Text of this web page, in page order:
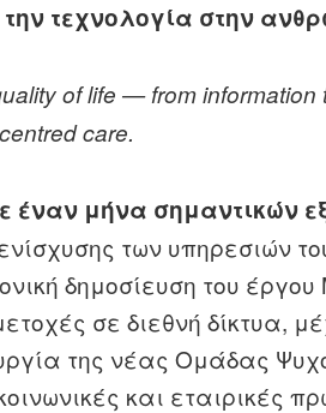
τεχνολογία στην
of life — from
care.
έναν μήνα σημαντικών
των υπηρεσιών
δημοσίευση του έργου
σε διεθνή δίκτυα,
της νέας Ομάδας
και εταιρικές